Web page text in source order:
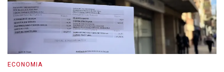
ECONOMIA